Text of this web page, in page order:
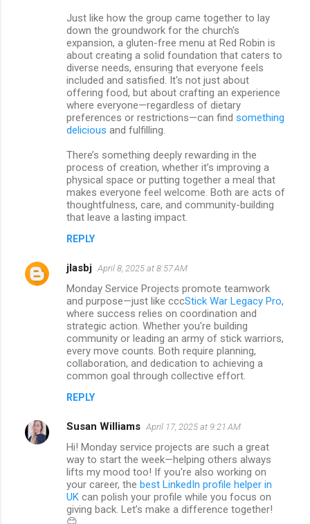
Just like how the group came together to lay
down the groundwork for the church's
expansion, a gluten-free menu at Red Robin is
about creating a solid foundation that caters to
diverse needs, ensuring that everyone feels
included and satisfied. It's not just about
offering food, but about crafting an experience
where everyone—regardless of dietary
preferences or restrictions—can find something
delicious and fulfilling.
There’s something deeply rewarding in the
process of creation, whether it’s improving a
physical space or putting together a meal that
makes everyone feel welcome. Both are acts of
thoughtfulness, care, and community-building
that leave a lasting impact.
REPLY
jlasbj April 8, 2025 at 8:57 AM
Monday Service Projects promote teamwork
and purpose—just like cccStick War Legacy Pro,
where success relies on coordination and
strategic action. Whether you're building
community or leading an army of stick warriors,
every move counts. Both require planning,
collaboration, and dedication to achieving a
common goal through collective effort.
REPLY
Susan Williams April 17, 2025 at 9:21 AM
Hi! Monday service projects are such a great
way to start the week—helping others always
lifts my mood too! If you're also working on
your career, the best LinkedIn profile helper in
UK can polish your profile while you focus on
giving back. Let’s make a difference together!